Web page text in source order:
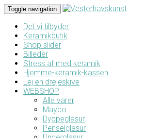
Toggle navigation
Det vi tilbyder
Keramikbutik
Shop slider
Billeder
Stress af med keramik
Hjemme-keramik-kassen
Lej en drejeskive
WEBSHOP
Alle varer
Mayco
Dyppeglasur
Penselglasur